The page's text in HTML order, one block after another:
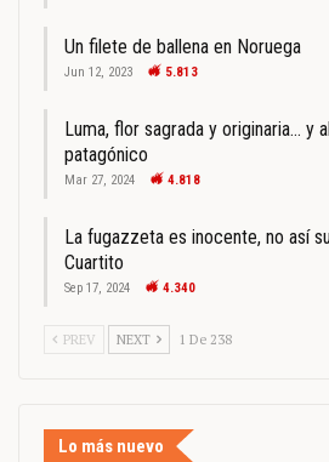
Un filete de ballena en Noruega
Jun 12, 2023 5.813
Luma, flor sagrada y originaria… y
patagónico
Mar 27, 2024 4.818
La fugazzeta es inocente, no así
Cuartito
Sep 17, 2024 4.340
PREV NEXT 1 De 238
Lo más nuevo